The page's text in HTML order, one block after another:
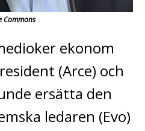
Commons
ekonom
(Arce) och
ersätta den
ledaren (Evo)